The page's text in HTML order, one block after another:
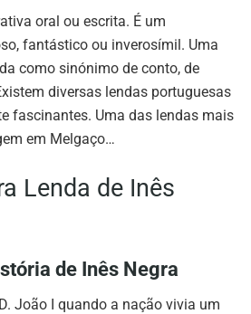
oral ou escrita. É um
fantástico ou inverosímil. Uma
como sinónimo de conto, de
diversas lendas portuguesas
fascinantes. Uma das lendas mais
em Melgaço…
Lenda de Inês
de Inês Negra
João I quando a nação vivia um